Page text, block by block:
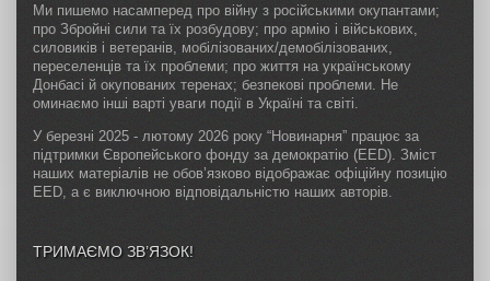
Ми пишемо насамперед про війну з російськими окупантами;
про Збройні сили та їх розбудову; про армію і військових,
силовиків і ветеранів, мобілізованих/демобілізованих,
переселенців та їх проблеми; про життя на українському
Донбасі й окупованих теренах; безпекові проблеми. Не
оминаємо інші варті уваги події в Україні та світі.
У березні 2025 - лютому 2026 року “Новинарня” працює за
підтримки Європейського фонду за демократію (EED). Зміст
наших матеріалів не обов’язково відображає офіційну позицію
EED, а є виключною відповідальністю наших авторів.
ТРИМАЄМО ЗВ’ЯЗОК!